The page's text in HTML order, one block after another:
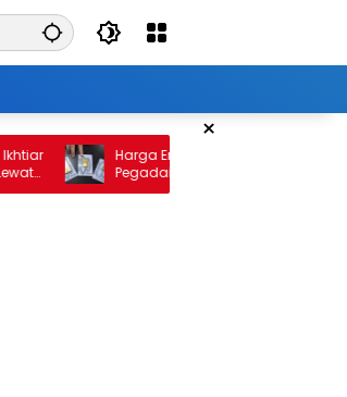
×
Harga Emas 10 Februari 2026: Antam dan
Pegadaian Kembali Melonjak